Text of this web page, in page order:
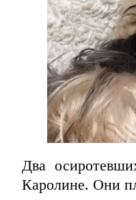
Два
Каролине. Они